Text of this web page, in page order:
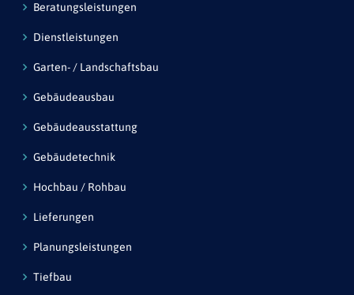
Beratungsleistungen
Dienstleistungen
Garten- / Landschaftsbau
Gebäudeausbau
Gebäudeausstattung
Gebäudetechnik
Hochbau / Rohbau
Lieferungen
Planungsleistungen
Tiefbau